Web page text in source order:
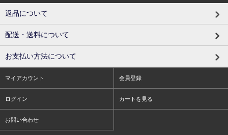
返品について
配送・送料について
お支払い方法について
マイアカウント 会員登録
ログイン カートを見る
お問い合わせ